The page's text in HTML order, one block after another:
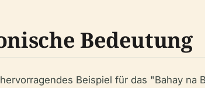
Bedeutung
Beispiel für das "Bahay